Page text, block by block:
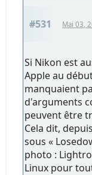
#531 Mai 03,
Si Nikon est
Apple au
manquaient
d'arguments
peuvent être
Cela dit,
sous «
photo :
Linux pour